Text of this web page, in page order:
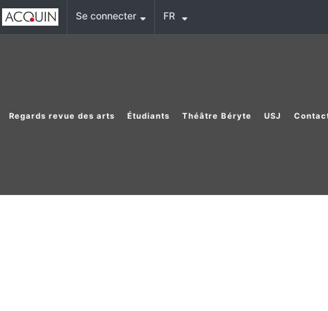
Se connecter FR
Regards revue des arts Étudiants Théâtre Béryte USJ